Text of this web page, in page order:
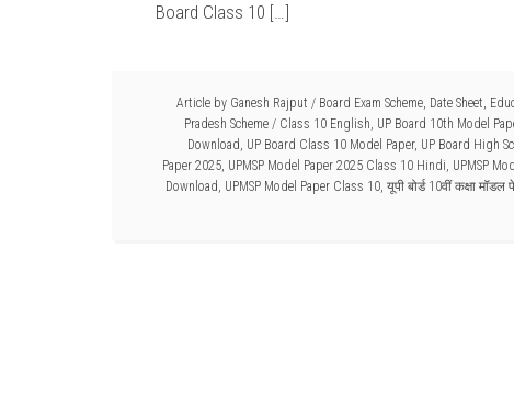
Board Class 10 […]
Article by Ganesh Rajput / Board Exam Scheme, Date Sheet,
Pradesh Scheme / Class 10 English, UP Board 10th Model
Download, UP Board Class 10 Model Paper, UP Board High
Paper 2025, UPMSP Model Paper 2025 Class 10 Hindi, UPMSP
Download, UPMSP Model Paper Class 10, यूपी बोर्ड 10वीं कक्षा मॉडल